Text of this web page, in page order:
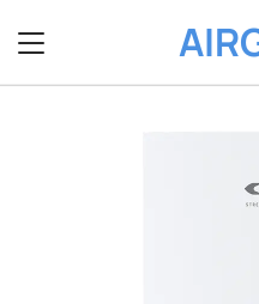
qua
dung